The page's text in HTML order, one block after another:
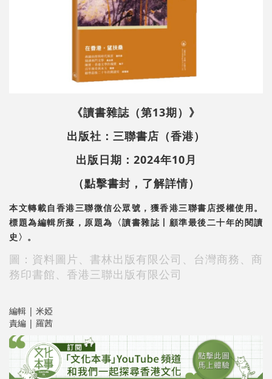
《讀書雜誌（第13期）》
出版社：三聯書店（香港）
出版日期：2024年10月
（點擊書封，了解詳情）
本文轉載自香港三聯微信公眾號，獲香港三聯書店授權使用。
標題為編輯所擬，原題為〈讀書雜誌丨顧準最後二十年的閱讀
史〉。
圖：資料圖片、書林出版有限公司、 台灣商務、 商
務印書館、 香港三聯出版有限公司
編輯 | 米婭
責編 | 羅茜